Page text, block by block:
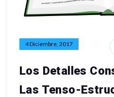
4 Diciembre, 2017
Los Detalles
Las Tenso-